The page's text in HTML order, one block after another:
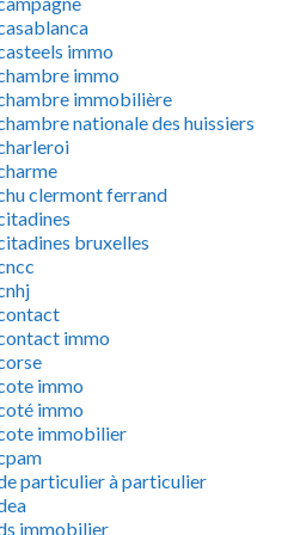
immo
immo
immobilière
nationale des huissiers
clermont ferrand
bruxelles
immo
immo
immo
immobilier
particulier à particulier
immobilier